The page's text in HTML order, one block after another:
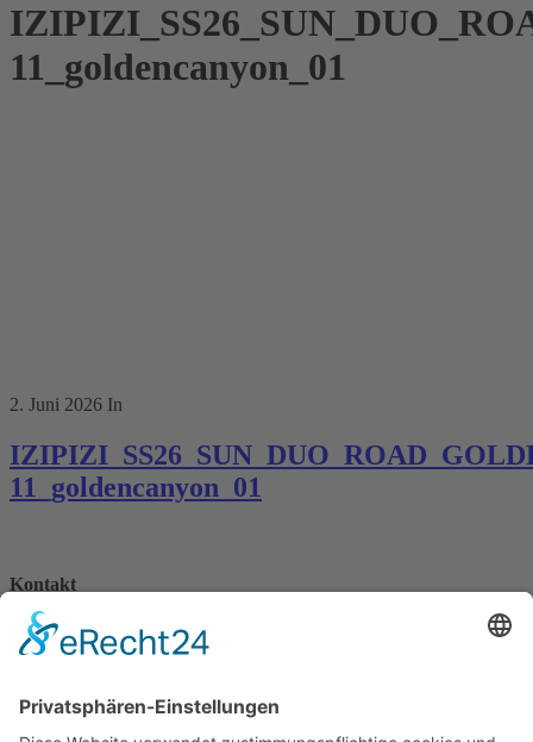
11_goldencanyon_01
2. Juni 2026 In
11_goldencanyon_01
Kontakt
Königsbau / Erdgeschoss
Königstraße 28
T: 0711 29 39 20
kontakt@kaestner-stuttgart.de